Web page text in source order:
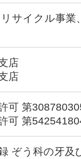
サイクル事
店
店
可 第
可 第
ぞう科の牙